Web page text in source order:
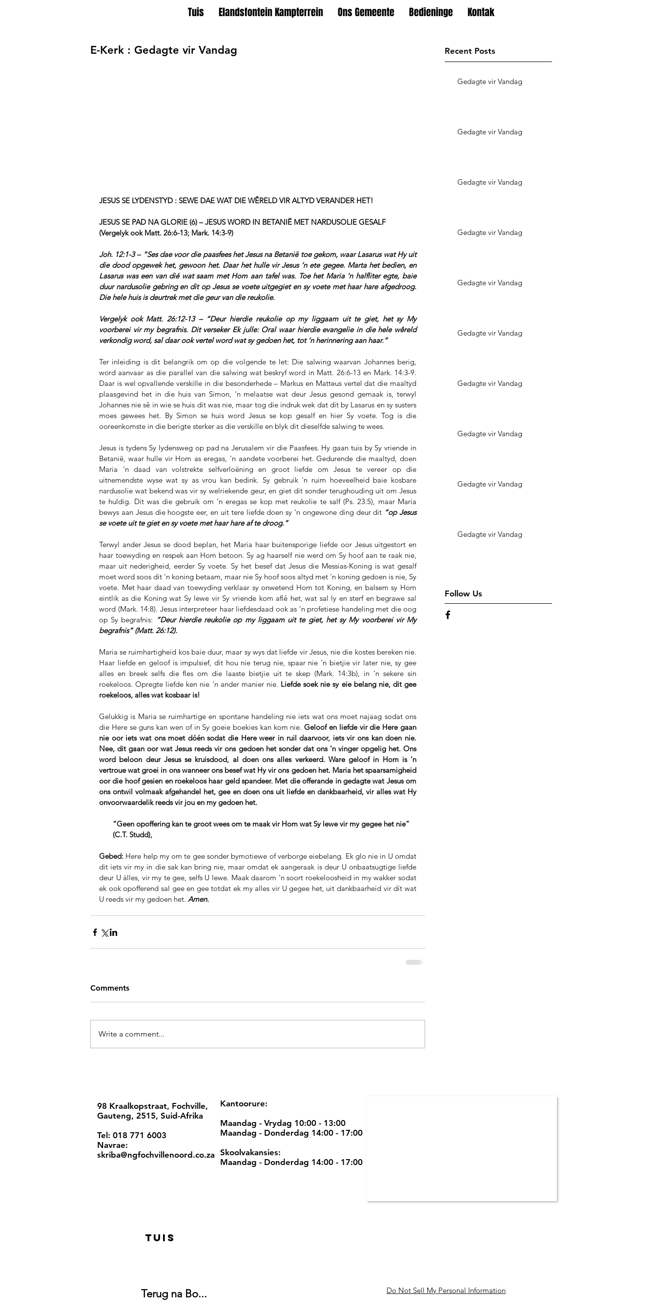
Tuis Elandsfontein Kampterrein Ons Gemeente Bedieninge Kontak
E-Kerk : Gedagte vir Vandag
JESUS SE LYDENSTYD : SEWE DAE WAT DIE WÊRELD VIR ALTYD VERANDER HET!
JESUS SE PAD NA GLORIE (6) – JESUS WORD IN BETANIË MET NARDUSOLIE GESALF
(Vergelyk ook Matt. 26:6-13; Mark. 14:3-9)
Joh. 12:1-3 – “Ses dae voor die paasfees het Jesus na Betanië toe gekom, waar Lasarus wat Hy uit
die dood opgewek het, gewoon het. Daar het hulle vir Jesus ‘n ete gegee. Marta het bedien, en
Lasarus was een van dié wat saam met Hom aan tafel was. Toe het Maria ‘n halfliter egte, baie
duur nardusolie gebring en dit op Jesus se voete uitgegiet en sy voete met haar hare afgedroog.
Die hele huis is deurtrek met die geur van die reukolie.
Vergelyk ook Matt. 26:12-13 – “Deur hierdie reukolie op my liggaam uit te giet, het sy My
voorberei vir my begrafnis. Dit verseker Ek julle: Oral waar hierdie evangelie in die hele wêreld
verkondig word, sal daar ook vertel word wat sy gedoen het, tot ‘n herinnering aan haar.”
Ter inleiding is dit belangrik om op die volgende te let: Die salwing waarvan Johannes berig,
word aanvaar as die parallel van die salwing wat beskryf word in Matt. 26:6-13 en Mark. 14:3-9.
Daar is wel opvallende verskille in die besonderhede – Markus en Matteus vertel dat die maaltyd
plaasgevind het in die huis van Simon, ‘n melaatse wat deur Jesus gesond gemaak is, terwyl
Johannes nie sê in wie se huis dit was nie, maar tog die indruk wek dat dit by Lasarus en sy susters
moes gewees het. By Simon se huis word Jesus se kop gesalf en hier Sy voete. Tog is die
ooreenkomste in die berigte sterker as die verskille en blyk dit dieselfde salwing te wees.
Jesus is tydens Sy lydensweg op pad na Jerusalem vir die Paasfees. Hy gaan tuis by Sy vriende in
Betanië, waar hulle vir Hom as eregas, ’n aandete voorberei het. Gedurende die maaltyd, doen
Maria ’n daad van volstrekte selfverloëning en groot liefde om Jesus te vereer op die
uitnemendste wyse wat sy as vrou kan bedink. Sy gebruik ’n ruim hoeveelheid baie kosbare
nardusolie wat bekend was vir sy welriekende geur, en giet dit sonder terughouding uit om Jesus
te huldig. Dit was die gebruik om ’n eregas se kop met reukolie te salf (Ps. 23:5), maar Maria
bewys aan Jesus die hoogste eer, en uit tere liefde doen sy ‘n ongewone ding deur dit “op Jesus
se voete uit te giet en sy voete met haar hare af te droog.”
Terwyl ander Jesus se dood beplan, het Maria haar buitensporige liefde oor Jesus uitgestort en
haar toewyding en respek aan Hom betoon. Sy ag haarself nie werd om Sy hoof aan te raak nie,
maar uit nederigheid, eerder Sy voete. Sy het besef dat Jesus die Messias-Koning is wat gesalf
moet word soos dit ‘n koning betaam, maar nie Sy hoof soos altyd met ‘n koning gedoen is nie, Sy
voete. Met haar daad van toewyding verklaar sy onwetend Hom tot Koning, en balsem sy Hom
eintlik as die Koning wat Sy lewe vir Sy vriende kom aflê het, wat sal ly en sterf en begrawe sal
word (Mark. 14:8). Jesus interpreteer haar liefdesdaad ook as ‘n profetiese handeling met die oog
op Sy begrafnis: “Deur hierdie reukolie op my liggaam uit te giet, het sy My voorberei vir My
begrafnis” (Matt. 26:12).
Maria se ruimhartigheid kos baie duur, maar sy wys dat liefde vir Jesus, nie die kostes bereken nie.
Haar liefde en geloof is impulsief, dit hou nie terug nie, spaar nie ‘n bietjie vir later nie, sy gee
alles en breek selfs die fles om die laaste bietjie uit te skep (Mark. 14:3b), in ‘n sekere sin
roekeloos. Opregte liefde ken nie ‘n ander manier nie. Liefde soek nie sy eie belang nie, dit gee
roekeloos, alles wat kosbaar is!
Gelukkig is Maria se ruimhartige en spontane handeling nie iets wat ons moet najaag sodat ons
die Here se guns kan wen of in Sy goeie boekies kan kom nie. Geloof en liefde vir die Here gaan
nie oor iets wat ons moet dóén sodat die Here weer in ruil daarvoor, iets vir ons kan doen nie.
Nee, dit gaan oor wat Jesus reeds vir ons gedoen het sonder dat ons ‘n vinger opgelig het. Ons
word beloon deur Jesus se kruisdood, al doen ons alles verkeerd. Ware geloof in Hom is ‘n
vertroue wat groei in ons wanneer ons besef wat Hy vir ons gedoen het. Maria het spaarsamigheid
oor die hoof gesien en roekeloos haar geld spandeer. Met die offerande in gedagte wat Jesus om
ons ontwil volmaak afgehandel het, gee en doen ons uit liefde en dankbaarheid, vir alles wat Hy
onvoorwaardelik reeds vir jou en my gedoen het.
       “Geen opoffering kan te groot wees om te maak vir Hom wat Sy lewe vir my gegee het nie”
       (C.T. Studd),
Gebed: Here help my om te gee sonder bymotiewe of verborge eiebelang. Ek glo nie in U omdat
dit iets vir my in die sak kan bring nie, maar omdat ek aangeraak is deur U onbaatsugtige liefde
deur U álles, vir my te gee, selfs U lewe. Maak daarom ‘n soort roekeloosheid in my wakker sodat
ek ook opofferend sal gee en gee totdat ek my alles vir U gegee het, uit dankbaarheid vir dít wat
U reeds vir my gedoen het. Amen.
Comments
Write a comment...
Recent Posts
Gedagte vir Vandag
Gedagte vir Vandag
Gedagte vir Vandag
Gedagte vir Vandag
Gedagte vir Vandag
Gedagte vir Vandag
Gedagte vir Vandag
Gedagte vir Vandag
Gedagte vir Vandag
Gedagte vir Vandag
Follow Us
98 Kraalkopstraat, Fochville,
Gauteng, 2515, Suid-Afrika
Tel: 018 771 6003
Navrae:
skriba@ngfochvillenoord.co.za
Kantoorure:
Maandag - Vrydag 10:00 - 13:00
Maandag - Donderdag 14:00 - 17:00
Skoolvakansies:
Maandag - Donderdag 14:00 - 17:00
Tuis
Terug na Bo... Do Not Sell My Personal Information